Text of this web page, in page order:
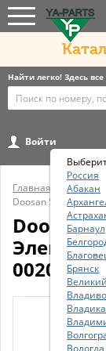
Найти легко! Здесь
Войти
Главная Бренды
Doosan 53000208E
Doosan
00208E
Россия
Абакан
Барнаул
Брянск
Вологда